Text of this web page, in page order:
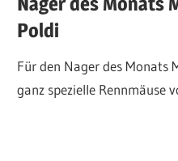
Poldi
Für den Nager des Monats
ganz spezielle Rennmäuse